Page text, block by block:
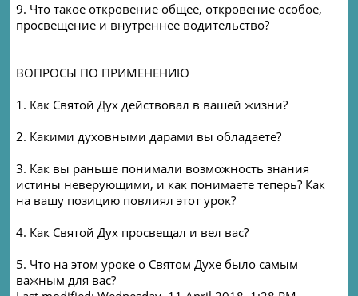
9. Что такое откровение общее, откровение особое,
просвещение и внутреннее водительство?
ВОПРОСЫ ПО ПРИМЕНЕНИЮ
1. Как Святой Дух действовал в вашей жизни?
2. Какими духовными дарами вы обладаете?
3. Как вы раньше понимали возможность знания
истины неверующими, и как понимаете теперь? Как
на вашу позицию повлиял этот урок?
4. Как Святой Дух просвещал и вел вас?
5. Что на этом уроке о Святом Духе было самым
важным для вас?